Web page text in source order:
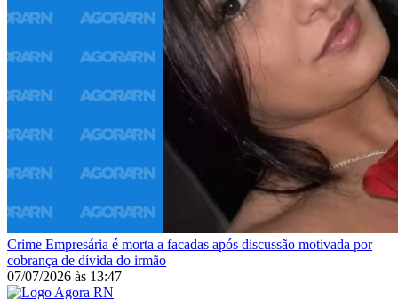
Crime Empresária é morta a facadas após discussão motivada por
cobrança de dívida do irmão
07/07/2026 às 13:47